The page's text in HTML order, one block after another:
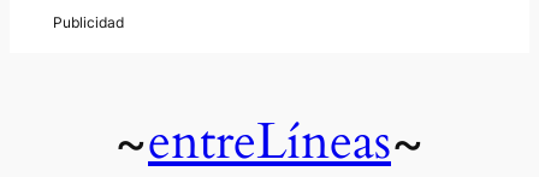
~entreLíneas~